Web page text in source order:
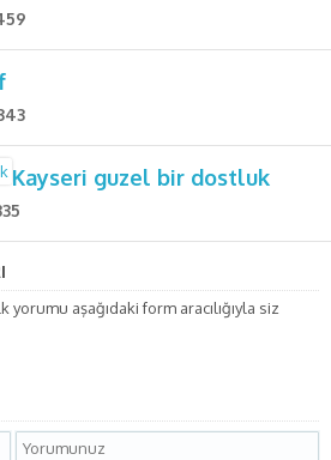
Kayseri guzel bir dostluk
yorumu aşağıdaki form aracılığıyla siz